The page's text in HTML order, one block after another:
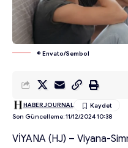
© Envato/Sembol
Son Güncelleme: 11/12/2024 10:38
HABERJOURNAL
VİYANA (HJ) – Viyana-